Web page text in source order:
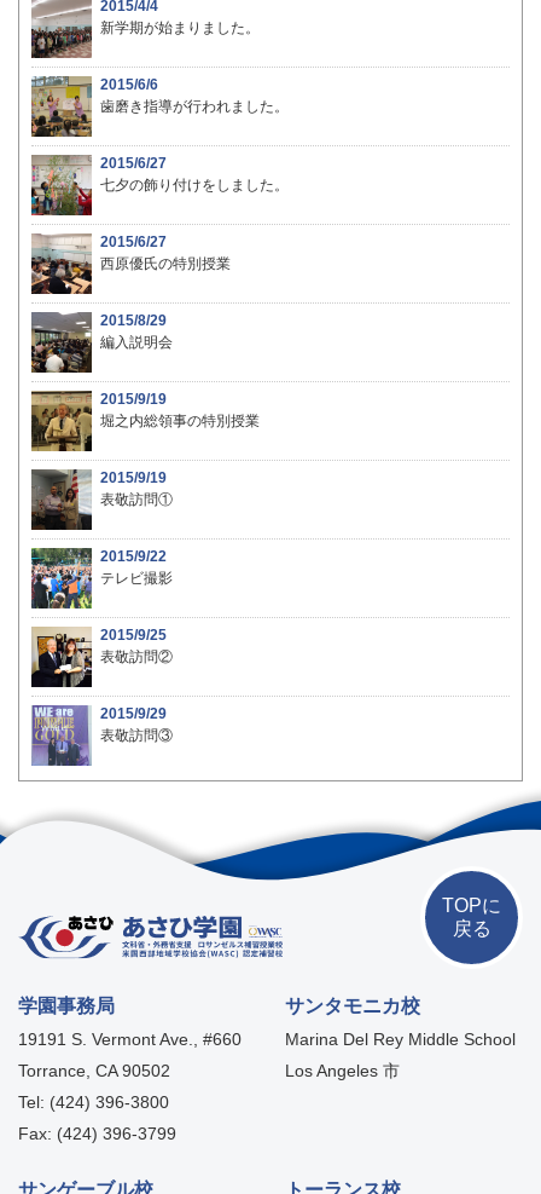
2015/4/4
新学期が始まりました。
2015/6/6
歯磨き指導が行われました。
2015/6/27
七夕の飾り付けをしました。
2015/6/27
西原優氏の特別授業
2015/8/29
編入説明会
2015/9/19
堀之内総領事の特別授業
2015/9/19
表敬訪問①
2015/9/22
テレビ撮影
2015/9/25
表敬訪問②
2015/9/29
表敬訪問③
TOPに
戻る
学園事務局
19191 S. Vermont Ave., #660
Torrance, CA 90502
Tel: (424) 396-3800
Fax: (424) 396-3799
サンタモニカ校
Marina Del Rey Middle School
Los Angeles 市